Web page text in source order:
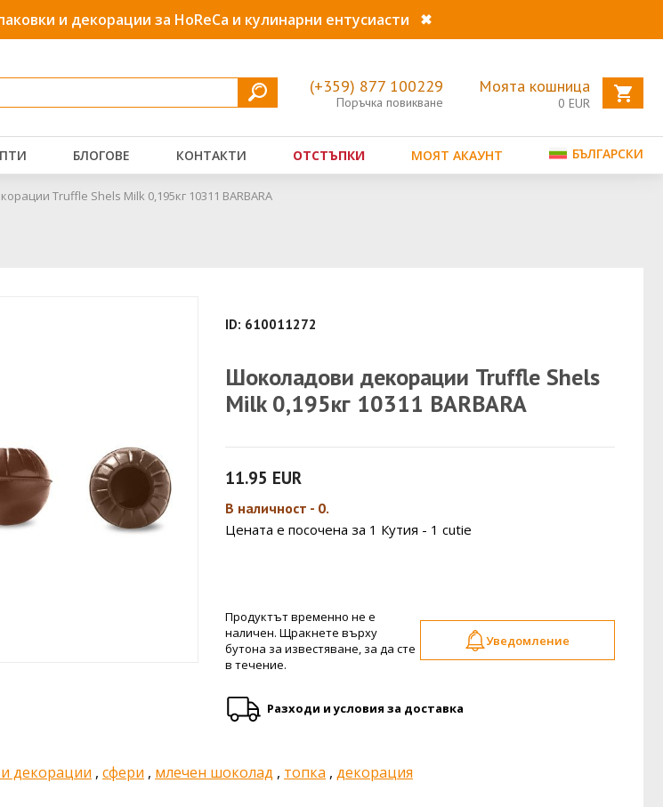
и декорации за HoReCa и кулинарни ентусиасти ✖
Моята кошница
0 EUR
(+359) 877 100229
Поръчка повикване
БЛОГОВЕ КОНТАКТИ ОТСТЪПКИ МОЯТ АКАУНТ БЪЛГАРСКИ
Truffle Shels Milk 0,195кг 10311 BARBARA
ID: 610011272
Шоколадови декорации Truffle Shels
Milk 0,195кг 10311 BARBARA
11.95 EUR
В наличност - 0.
Цената е посочена за 1 Кутия - 1 cutie
Продуктът временно не е
наличен. Щракнете върху
бутона за известяване, за да сте
в течение.
Уведомление
Разходи и условия за доставка
декорации , сфери , млечен шоколад , топка , декорация